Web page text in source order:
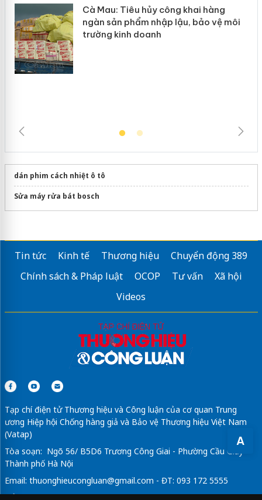
A
dán phim cách nhiệt ô tô
Sửa máy rửa bát bosch
Tin tức Kinh tế Thương hiệu
Chuyển động 389
Chính sách & Pháp luật
OCOP Tư vấn
Xã hội
Videos
Tạp chí điện tử Thương hiệu và Công luận của cơ quan Trung
ương Hiệp hội Chống hàng giả và Bảo vệ Thương hiệu Việt Nam
(Vatap)
Tòa soạn: Ngõ 56/ B5D6 Trương Công Giai - Phường Cầu Giấy -
Thành phố Hà Nội
Email: thuonghieucongluan@gmail.com - ĐT: 093 172 5555
Tổng Biên Tập: Vũ Đức Thuận